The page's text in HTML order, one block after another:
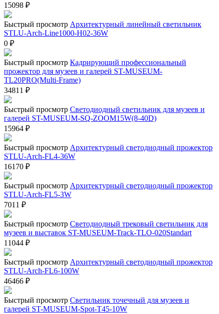
15098 ₽
Быстрый просмотр Архитектурный линейный светильник
STLU-Arch-Line1000-H02-36W
0 ₽
Быстрый просмотр Кадрирующий профессиональный
прожектор для музеев и галерей ST-MUSEUM-
TL20PRO(Multi-Frame)
34811 ₽
Быстрый просмотр Светодиодный светильник для музеев и
галерей ST-MUSEUM-SQ-ZOOM15W(8-40D)
15964 ₽
Быстрый просмотр Архитектурный светодиодный прожектор
STLU-Arch-FL4-36W
16170 ₽
Быстрый просмотр Архитектурный светодиодный прожектор
STLU-Arch-FL5-3W
7011 ₽
Быстрый просмотр Светодиодный трековый светильник для
музеев и выставок ST-MUSEUM-Track-TLO-020Standart
11044 ₽
Быстрый просмотр Архитектурный светодиодный прожектор
STLU-Arch-FL6-100W
46466 ₽
Быстрый просмотр Cветильник точечный для музеев и
галерей ST-MUSEUM-Spot-T45-10W